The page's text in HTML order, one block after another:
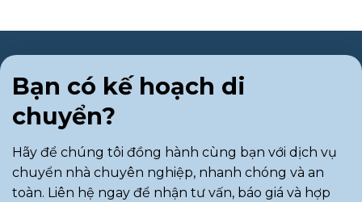
Bạn có kế hoạch di
chuyển?
Hãy để chúng tôi đồng hành cùng bạn với dịch vụ
chuyển nhà chuyên nghiệp, nhanh chóng và an
toàn. Liên hệ ngay để nhận tư vấn, báo giá và hợp